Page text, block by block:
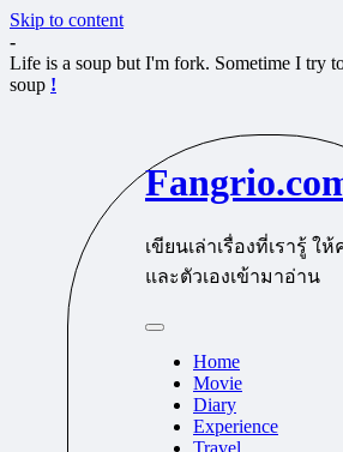
Skip to content
-
Life is a soup but I'm fork. Sometime I try
soup !
เขียนเล่าเรื่องที่เรารู้ ใ
และตัวเองเข้ามาอ่าน
Home
Movie
Diary
Experience
Travel